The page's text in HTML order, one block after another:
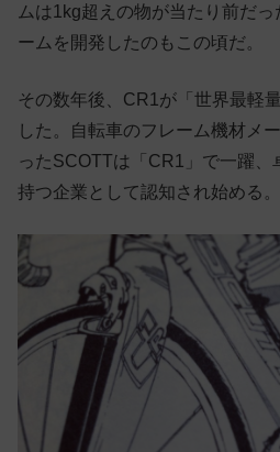
ムは1kg超えの物が当たり前だ
ームを開発したのもこの頃だ。
その数年後、CR1が「世界最軽
した。自転車のフレーム機材メ
ったSCOTTは「CR1」で一躍、
持つ企業として認知され始める。